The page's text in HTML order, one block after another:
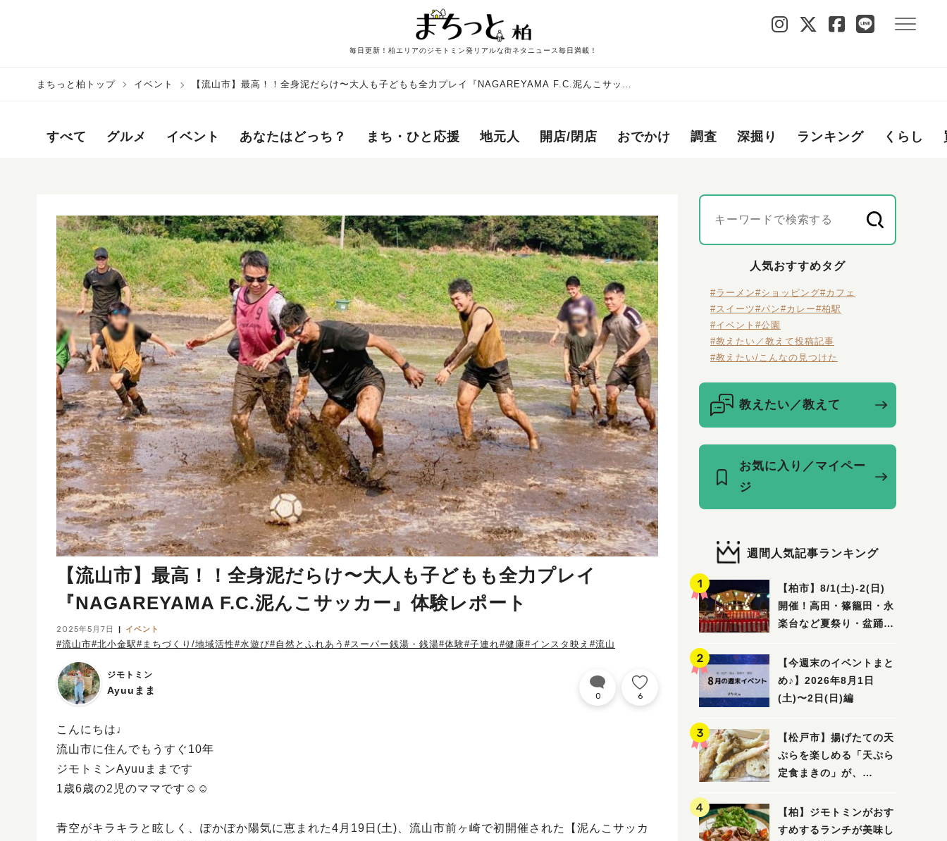
毎日更新！柏エリアのジモトミン発リアルな街ネタニュース毎日満載！
まちっと柏トップ イベント
【流山市】最高！！全身泥だらけ〜大人も子どもも全力プレイ『NAGAREYAMA F.C.泥んこサッカ
すべて グルメ イベント あなたはどっち？ まち・ひと応援 地元人 開店/閉店 おでかけ 調査 深掘り ランキング くらし
【流山市】最高！！全身泥だらけ〜大人も子どもも全力プレイ
『NAGAREYAMA F.C.泥んこサッカー』体験レポート
2025年5月7日 イベント
#流山市#北小金駅#まちづくり/地域活性#水遊び#自然とふれあう #スーパー銭湯・銭湯#体験#子連れ#健康#インスタ映え #流山
ジモトミン
Ayuuまま 0 6
こんにちは♩
流山市に住んでもうすぐ10年
ジモトミンAyuuままです
1歳6歳の2児のママです☺︎☺︎
青空がキラキラと眩しく、ぽかぽか陽気に恵まれた4月19日(土)、流山市前ヶ崎で初開催された【泥んこサッカ
人気おすすめタグ
#ラーメン#ショッピング#カフェ
#スイーツ#パン#カレー#柏駅
#イベント #公園
#教えたい／教えて投稿記事
#教えたい/こんなの見つけた
教えたい／教えて
お気に入り／マイペー
ジ
週間人気記事ランキング
【柏市】8/1(土)‐2(日)
開催！高田・篠籠田・永
楽台など夏祭り・盆踊り
【今週末のイベントまと
め♪】2026年8月1日
(土)〜2日(日)編
【松戸市】揚げたての天
ぷらを楽しめる「天ぷら
定食まきの」が、
【柏】ジモトミンがおす
すめするランチが美味し